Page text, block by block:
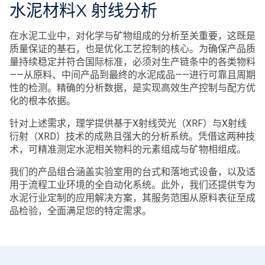
水泥材料X 射线分析
在水泥工业中，对化学与矿物组成的分析至关重要，这既是
质量保证的基石，也是优化工艺控制的核心。为确保产品质
量持续稳定并符合国际标准，必须对生产链条中的各类物料
——从原料、中间产品到最终的水泥成品——进行可靠且周期
性的检测。精确的分析数据，是实现高效生产控制与配方优
化的根本依据。
针对上述需求，理学提供基于X射线荧光（XRF）与X射线
衍射（XRD）技术的成熟且强大的分析系统。凭借这两种技
术，可精准测定水泥相关物料的元素组成与矿物相组成。
我们的产品组合涵盖实验室用的台式和落地式设备，以及适
用于流程工业环境的全自动化系统。此外，我们还提供专为
水泥行业定制的应用解决方案，其服务范围从原料表征至成
品检验，全面满足您的特定需求。